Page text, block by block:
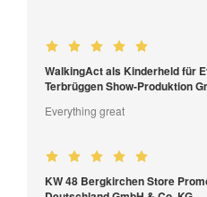
WalkingAct als Kinderheld für
Terbrüggen Show-Produktion
Everything great
KW 48 Bergkirchen Store